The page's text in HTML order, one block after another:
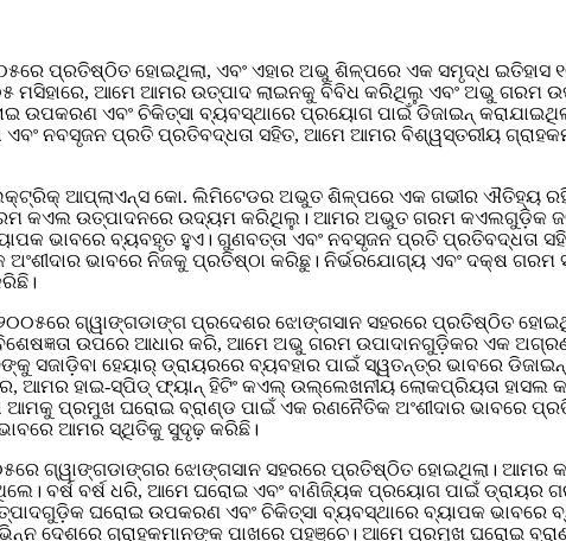
ପ୍ରତିଷ୍ଠିତ ହୋଇଥିଲା, ଏବଂ ଏହାର ଅଭୁ ଶିଳ୍ପରେ ଏକ ସମୃଦ୍ଧ ଇତିହାସ
ମସିହାରେ, ଆମେ ଆମର ଉତ୍ପାଦ ଲାଇନକୁ ବିବିଧ କରିଥିଲୁ ଏବଂ ଅଭୁ ଗରମ
ଏବଂ ଚିକିତ୍ସା ବ୍ୟବସ୍ଥାରେ ପ୍ରୟୋଗ ପାଇଁ ଡିଜାଇନ୍
ନବସୃଜନ ପ୍ରତି ପ୍ରତିବଦ୍ଧତା ସହିତ, ଆମେ ଆମର ବିଶ୍ୱସ୍ତରୀୟ
ଆପ୍ଲାଏନ୍ସ କୋ. ଲିମିଟେଡର ଅଭୁତ ଶିଳ୍ପରେ ଏକ ଗଭୀର ଐତିହ୍ୟ
କଏଲ ଉତ୍ପାଦନରେ ଉଦ୍ୟମ କରିଥିଲୁ। ଆମର ଅଭୁତ ଗରମ କଏଲଗୁଡ଼ିକ
ଭାବରେ ବ୍ୟବହୃତ ହୁଏ। ଗୁଣବତ୍ତା ଏବଂ ନବସୃଜନ ପ୍ରତି
ଭାବରେ ନିଜକୁ ପ୍ରତିଷ୍ଠା କରିଛୁ। ନିର୍ଭରଯୋଗ୍ୟ ଏବଂ ଦକ୍ଷ
ଗ୍ୱାଙ୍ଗଡାଙ୍ଗ ପ୍ରଦେଶର ଝୋଙ୍ଗସାନ ସହରରେ ପ୍ରତିଷ୍ଠିତ
ଉପରେ ଆଧାର କରି, ଆମେ ଅଭୁ ଗରମ ଉପାଦାନଗୁଡ଼ିକର ଏକ
ସଜାଡ଼ିବା ହେୟାର୍ ଡ୍ରାୟରରେ ବ୍ୟବହାର ପାଇଁ ସ୍ୱତନ୍ତ୍ର ଭାବରେ
ଆମର ହାଇ-ସ୍ପିଡ୍ ଫ୍ୟାନ୍ ହିଟିଂ କଏଲ୍ ଉଲ୍ଲେଖନୀୟ ଲୋକପ୍ରିୟତା ହାସଲ
ପ୍ରମୁଖ ଘରୋଇ ବ୍ରାଣ୍ଡ ପାଇଁ ଏକ ରଣନୈତିକ ଅଂଶୀଦାର ଭାବରେ
ଆମର ସ୍ଥିତିକୁ ସୁଦୃଢ଼ ​​କରିଛି।
ଗ୍ୱାଙ୍ଗଡାଙ୍ଗର ଝୋଙ୍ଗସାନ ସହରରେ ପ୍ରତିଷ୍ଠିତ ହୋଇଥିଲା। ଆମର
ବର୍ଷ ବର୍ଷ ଧରି, ଆମେ ଘରୋଇ ଏବଂ ବାଣିଜ୍ୟିକ ପ୍ରୟୋଗ ପାଇଁ ଡ୍ରାୟର
ଘରୋଇ ଉପକରଣ ଏବଂ ଚିକିତ୍ସା ବ୍ୟବସ୍ଥାରେ ବ୍ୟାପକ ଭାବରେ
ଦେଶରେ ଗ୍ରାହକମାନଙ୍କ ପାଖରେ ପହଞ୍ଚେ। ଆମେ ପ୍ରମୁଖ ଘରୋଇ